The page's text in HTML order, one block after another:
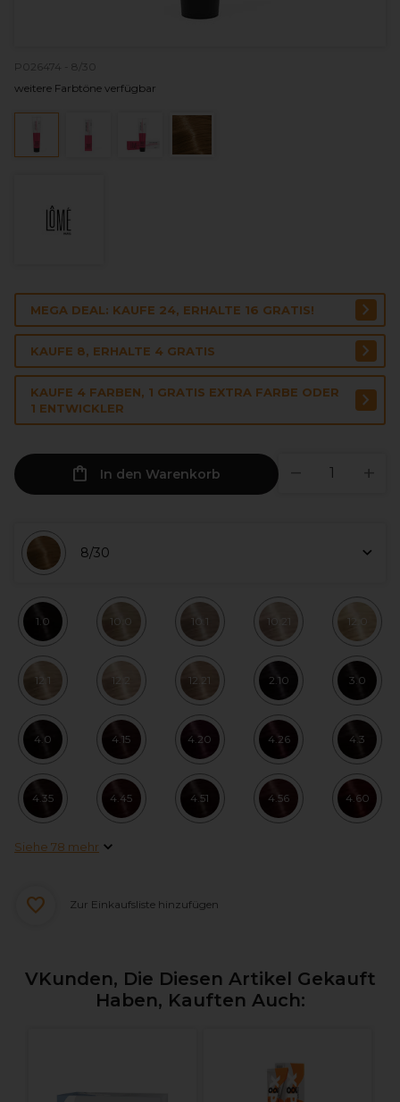
P026474 - 8/30
weitere Farbtöne verfügbar
MEGA DEAL: KAUFE 24, ERHALTE 16 GRATIS!
KAUFE 8, ERHALTE 4 GRATIS
KAUFE 4 FARBEN, 1 GRATIS EXTRA FARBE ODER
1 ENTWICKLER
In den Warenkorb
8/30
1.0 10.0 10.1 10.21 12.0
12.1 12.2 12.21 2.10 3.0
4.0 4.15 4.20 4.26 4.3
4.35 4.45 4.51 4.56 4.60
Siehe 78 mehr
Zur Einkaufsliste hinzufügen
VKunden, Die Diesen Artikel Gekauft
Haben, Kauften Auch: